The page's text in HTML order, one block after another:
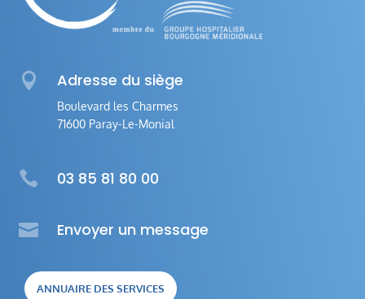
 Adresse du siège
Boulevard les Charmes
71600 Paray-Le-Monial
 03 85 81 80 00
 Envoyer un message
ANNUAIRE DES SERVICES